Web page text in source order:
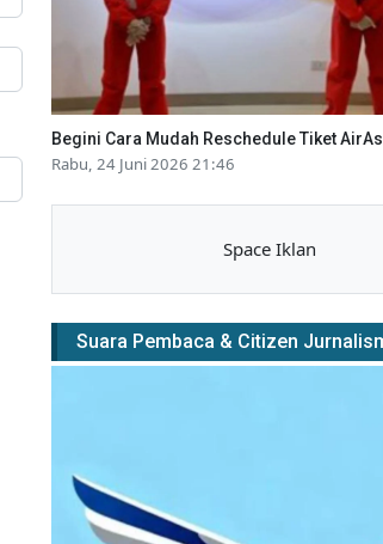
Begini Cara Mudah Reschedule Tiket
Rabu, 24 Juni 2026 21:46
Space Iklan
Suara Pembaca & Citizen